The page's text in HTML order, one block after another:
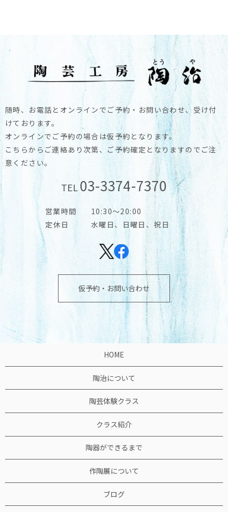
随時、お電話とオンラインでご予約・お問い合わせ、受け付
けております。
オンラインでご予約の場合は仮予約となります。
こちらからご連絡あり次第、ご予約確定となりますのでご注
意ください。
TEL03-3374-7370
営業時間
10:30～20:00
定休日
水曜日、日曜日、祝日
仮予約・お問い合わせ
HOME
陶治について
陶芸体験クラス
クラス紹介
陶器ができるまで
作陶展について
ブログ